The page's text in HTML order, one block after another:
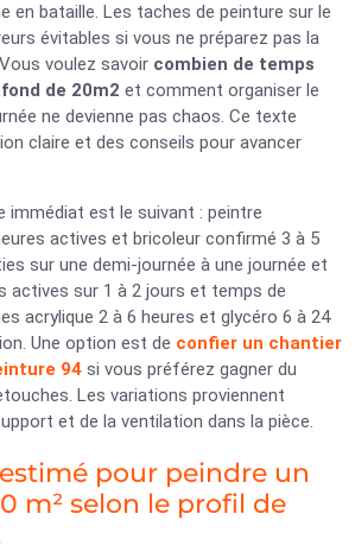
en bataille. Les taches de peinture sur le
évitables si vous ne préparez pas la
voulez savoir combien de temps
de 20m2 et comment organiser le
ne devienne pas chaos. Ce texte
claire et des conseils pour avancer
immédiat est le suivant : peintre
actives et bricoleur confirmé 3 à 5
sur une demi-journée à une journée et
actives sur 1 à 2 jours et temps de
acrylique 2 à 6 heures et glycéro 6 à 24
Une option est de confier un chantier
94 si vous préférez gagner du
Les variations proviennent
et de la ventilation dans la pièce.
pour peindre un
m² selon le profil de